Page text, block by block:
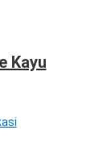
Kayu